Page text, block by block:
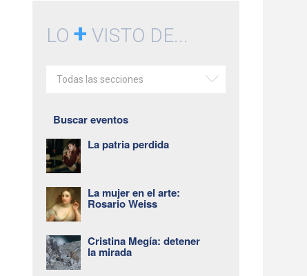
LO+ VISTO DE...
Todas las secciones
Buscar eventos
La patria perdida
La mujer en el arte:
Rosario Weiss
Cristina Megía: detener
la mirada